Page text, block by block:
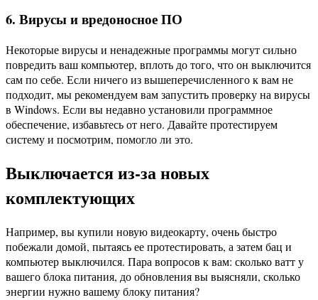
6. Вирусы и вредоносное ПО
Некоторые вирусы и ненадежные программы могут сильно
повредить ваш компьютер, вплоть до того, что он выключится
сам по себе. Если ничего из вышеперечисленного к вам не
подходит, мы рекомендуем вам запустить проверку на вирусы
в Windows. Если вы недавно установили программное
обеспечение, избавьтесь от него. Давайте протестируем
систему и посмотрим, помогло ли это.
Выключается из-за новых
комплектующих
Например, вы купили новую видеокарту, очень быстро
побежали домой, пытаясь ее протестировать, а затем бац и
компьютер выключился. Пара вопросов к вам: сколько ватт у
вашего блока питания, до обновления вы выясняли, сколько
энергии нужно вашему блоку питания?